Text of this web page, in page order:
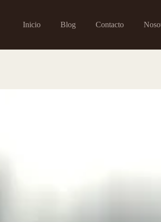
Inicio Blog Contacto